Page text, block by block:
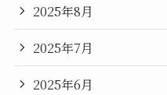
2025年8月
2025年7月
2025年6月